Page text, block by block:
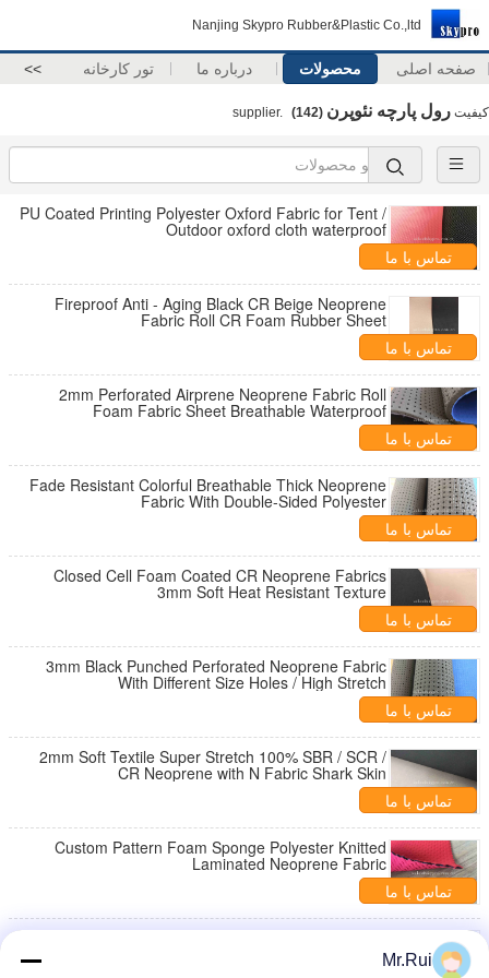
Nanjing Skypro Rubber&Plastic Co.,ltd
صفحه اصلی محصولات درباره ما تور کارخانه >>
کیفیت رول پارچه نئوپرن (142)
PU Coated Printing Polyester Oxford Fabric for Tent /
Outdoor oxford cloth waterproof
تماس با ما
Fireproof Anti - Aging Black CR Beige Neoprene
Fabric Roll CR Foam Rubber Sheet
تماس با ما
2mm Perforated Airprene Neoprene Fabric Roll
Foam Fabric Sheet Breathable Waterproof
تماس با ما
Fade Resistant Colorful Breathable Thick Neoprene
Fabric With Double-Sided Polyester
تماس با ما
Closed Cell Foam Coated CR Neoprene Fabrics
3mm Soft Heat Resistant Texture
تماس با ما
3mm Black Punched Perforated Neoprene Fabric
With Different Size Holes / High Stretch
تماس با ما
2mm Soft Textile Super Stretch 100% SBR / SCR /
CR Neoprene with N Fabric Shark Skin
تماس با ما
Custom Pattern Foam Sponge Polyester Knitted
Laminated Neoprene Fabric
تماس با ما
Rubber Sheet Waterproof Flame ResistantMr.Rui